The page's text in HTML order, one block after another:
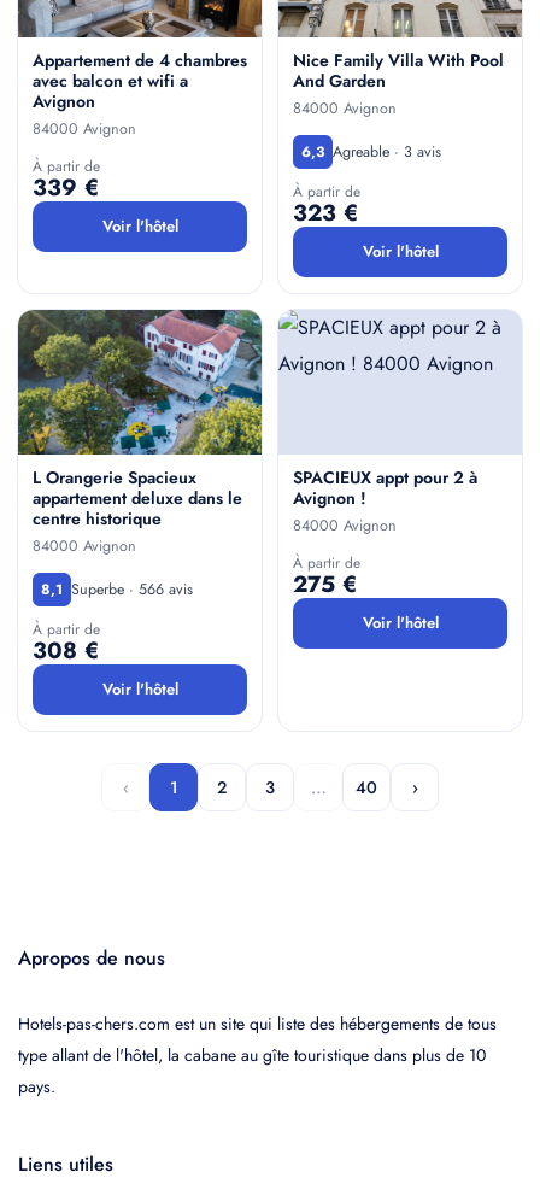
Appartement de 4 chambres
avec balcon et wifi a
Avignon
84000 Avignon
À partir de
339 €
Voir l'hôtel
Nice Family Villa With Pool
And Garden
84000 Avignon
6,3 Agreable · 3 avis
À partir de
323 €
Voir l'hôtel
L Orangerie Spacieux
appartement deluxe dans le
centre historique
84000 Avignon
8,1 Superbe · 566 avis
À partir de
308 €
Voir l'hôtel
SPACIEUX appt pour 2 à
Avignon !
84000 Avignon
À partir de
275 €
Voir l'hôtel
‹ 1 2 3 … 40 ›
Apropos de nous
Hotels-pas-chers.com est un site qui liste des hébergements de tous
type allant de l'hôtel, la cabane au gîte touristique dans plus de 10
pays.
Liens utiles